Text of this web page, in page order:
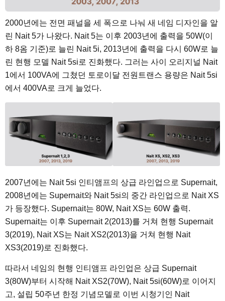
2000년에는 전면 패널을 세 폭으로 나눠 새 네임 디자인을 알
린 Nait 5가 나왔다. Nait 5는 이후 2003년에 출력을 50W(이
하 8옴 기준)로 늘린 Nait 5i, 2013년에 출력을 다시 60W로 늘
린 현행 모델 Nait 5si로 진화했다. 그러는 사이 오리지널 Nait
1에서 100VA에 그쳤던 토로이달 전원트랜스 용량은 Nait 5si
에서 400VA로 크게 늘었다.
2007년에는 Nait 5si 인티앰프의 상급 라인업으로 Supernait,
2008년에는 Supernait와 Nait 5si의 중간 라인업으로 Nait XS
가 등장했다. Supernait는 80W, Nait XS는 60W 출력.
Supernait는 이후 Supernait 2(2013)를 거쳐 현행 Supernait
3(2019), Nait XS는 Nait XS2(2013)을 거쳐 현행 Nait
XS3(2019)로 진화했다.
따라서 네임의 현행 인티앰프 라인업은 상급 Supernait
3(80W)부터 시작해 Nait XS2(70W), Nait 5si(60W)로 이어지
고, 설립 50주년 한정 기념모델로 이번 시청기인 Nait